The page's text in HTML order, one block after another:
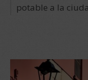
potable a la